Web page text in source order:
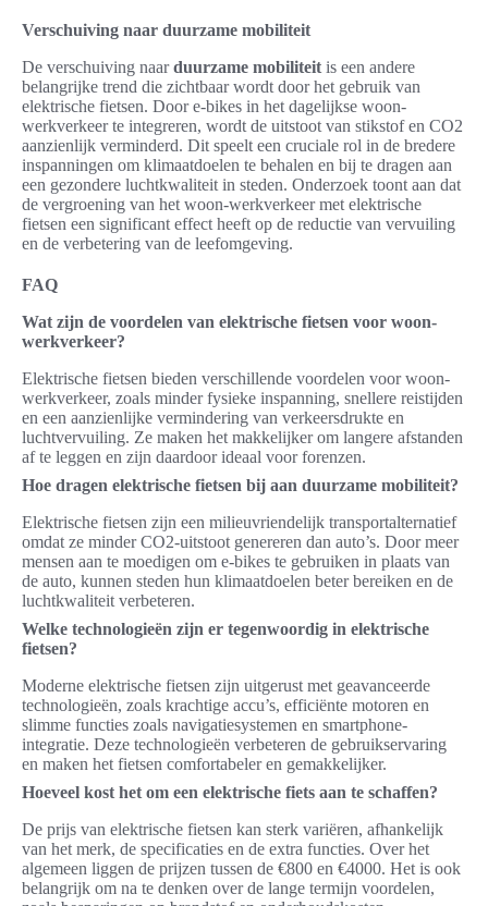
Verschuiving naar duurzame mobiliteit
De verschuiving naarduurzame mobiliteit is een andere
belangrijke trend die zichtbaar wordt door het gebruik van
elektrische fietsen. Door e-bikes in het dagelijkse woon-
werkverkeer te integreren, wordt de uitstoot van stikstof en CO2
aanzienlijk verminderd. Dit speelt een cruciale rol in de bredere
inspanningen om klimaatdoelen te behalen en bij te dragen aan
een gezondere luchtkwaliteit in steden. Onderzoek toont aan dat
de vergroening van het woon-werkverkeer met elektrische
fietsen een significant effect heeft op de reductie van vervuiling
en de verbetering van de leefomgeving.
FAQ
Wat zijn de voordelen van elektrische fietsen voor woon-
werkverkeer?
Elektrische fietsen bieden verschillende voordelen voor woon-
werkverkeer, zoals minder fysieke inspanning, snellere reistijden
en een aanzienlijke vermindering van verkeersdrukte en
luchtvervuiling. Ze maken het makkelijker om langere afstanden
af te leggen en zijn daardoor ideaal voor forenzen.
Hoe dragen elektrische fietsen bij aan duurzame mobiliteit?
Elektrische fietsen zijn een milieuvriendelijk transportalternatief
omdat ze minder CO2-uitstoot genereren dan auto’s. Door meer
mensen aan te moedigen om e-bikes te gebruiken in plaats van
de auto, kunnen steden hun klimaatdoelen beter bereiken en de
luchtkwaliteit verbeteren.
Welke technologieën zijn er tegenwoordig in elektrische
fietsen?
Moderne elektrische fietsen zijn uitgerust met geavanceerde
technologieën, zoals krachtige accu’s, efficiënte motoren en
slimme functies zoals navigatiesystemen en smartphone-
integratie. Deze technologieën verbeteren de gebruikservaring
en maken het fietsen comfortabeler en gemakkelijker.
Hoeveel kost het om een elektrische fiets aan te schaffen?
De prijs van elektrische fietsen kan sterk variëren, afhankelijk
van het merk, de specificaties en de extra functies. Over het
algemeen liggen de prijzen tussen de €800 en €4000. Het is ook
belangrijk om na te denken over de lange termijn voordelen,